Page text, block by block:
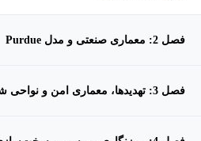
فصل 2: معماری صنعتی و مدل Purdue
فصل 3: تهدیدها، معماری امن و نواحی شبکه